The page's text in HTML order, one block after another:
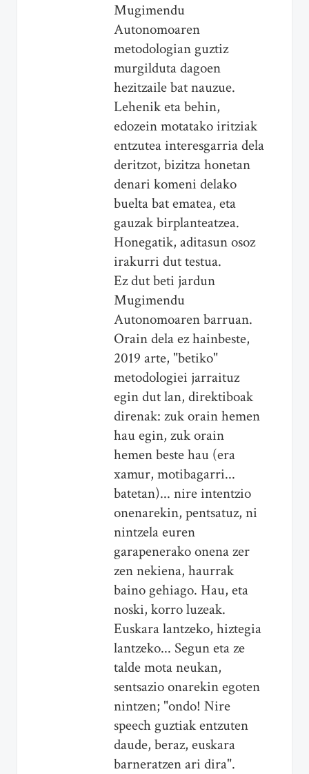
Mugimendu
Autonomoaren
metodologian guztiz
murgilduta dagoen
hezitzaile bat nauzue.
Lehenik eta behin,
edozein motatako iritziak
entzutea interesgarria dela
deritzot, bizitza honetan
denari komeni delako
buelta bat ematea, eta
gauzak birplanteatzea.
Honegatik, aditasun osoz
irakurri dut testua.
Ez dut beti jardun
Mugimendu
Autonomoaren barruan.
Orain dela ez hainbeste,
2019 arte, "betiko"
metodologiei jarraituz
egin dut lan, direktiboak
direnak: zuk orain hemen
hau egin, zuk orain
hemen beste hau (era
xamur, motibagarri...
batetan)... nire intentzio
onenarekin, pentsatuz, ni
nintzela euren
garapenerako onena zer
zen nekiena, haurrak
baino gehiago. Hau, eta
noski, korro luzeak.
Euskara lantzeko, hiztegia
lantzeko... Segun eta ze
talde mota neukan,
sentsazio onarekin egoten
nintzen; "ondo! Nire
speech guztiak entzuten
daude, beraz, euskara
barneratzen ari dira".